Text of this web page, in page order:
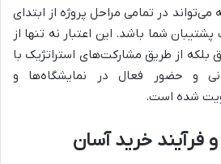
در تمامی مراحل پروژه از ابتدای
شما باشد. این اعتبار نه تنها از
بلکه از طریق مشارکت‌های استراتژیک با
و حضور فعال در نمایشگاه‌ها و
شده است.
خرید آسان